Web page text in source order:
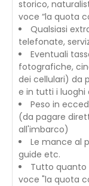
storico,
voce “la quota
Qualsiasi
telefonate,
Eventuali
fotografiche,
dei cellulari) da
e in tutti i luoghi
Peso in
(da pagare
all'imbarco)
Le mance al
guide etc.
Tutto quanto
voce "la quota